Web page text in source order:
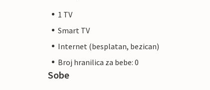
1 TV
Smart TV
Internet (besplatan, bezican)
Broj hranilica za bebe: 0
Sobe